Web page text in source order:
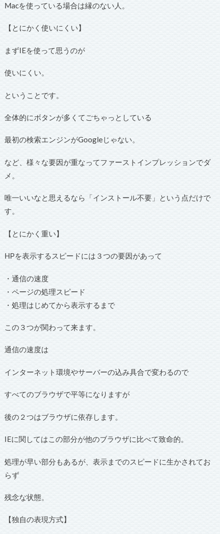
Macを使っている場合は縁のない人。
【とにかく使いにくい】
まずIEを使って思うのが
使いにくい。
ということです。
全体的にボタンが多くてごちゃっとしている
最初の検索エンジンがGoogleじゃない。
など、様々な要因が重なってファーストインプレッションでダ
メ。
唯一いいなと思えるなら「インストール不要」という点だけで
す。
【とにかく重い】
HPを表示するスピードには３つの要因があって
・通信の速度
・ページの処理スピード
・処理はじめてから表示するまで
この３つが関わって来ます。
通信の速度は
インターネット環境やサーバーの込み具合で変わるので
すべてのブラウザで平等になりますが
後の２つはブラウザに依存します。
IEに関してはこの部分が他のブラウザに比べて致命的。
処理が早い部分もあるが、表示までのスピードに生かされてお
らず
残念な状態。
【独自の表現方式】